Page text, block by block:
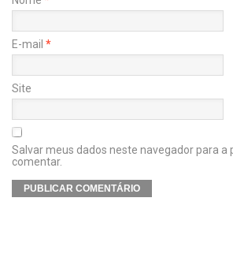
E-mail *
Site
Salvar meus dados neste navegador para a
comentar.